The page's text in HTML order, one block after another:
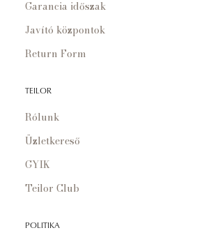
Garancia időszak
Javító központok
Return Form
TEILOR
Rólunk
Üzletkereső
GYIK
Teilor Club
POLITIKA